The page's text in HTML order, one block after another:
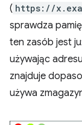
( https://
sprawdza
ten zasób jest
używając
znajduje
używa